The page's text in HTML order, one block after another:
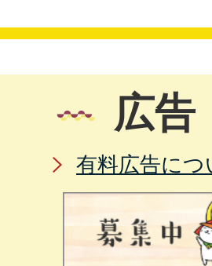
広告
有料広告につ